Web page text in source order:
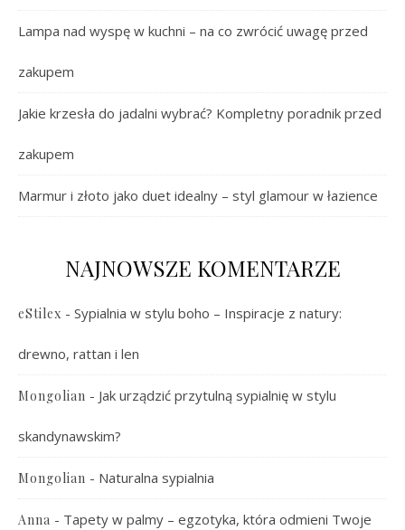
Lampa nad wyspę w kuchni – na co zwrócić uwagę przed
zakupem
Jakie krzesła do jadalni wybrać? Kompletny poradnik przed
zakupem
Marmur i złoto jako duet idealny – styl glamour w łazience
NAJNOWSZE KOMENTARZE
eStilex - Sypialnia w stylu boho – Inspiracje z natury:
drewno, rattan i len
Mongolian - Jak urządzić przytulną sypialnię w stylu
skandynawskim?
Mongolian - Naturalna sypialnia
Anna - Tapety w palmy – egzotyka, która odmieni Twoje